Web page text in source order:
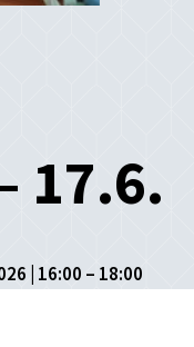
17.6.
| 16:00 – 18:00